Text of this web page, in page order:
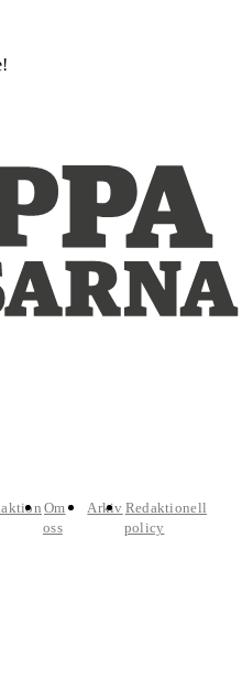
Om
oss
Arkiv Redaktionell
policy